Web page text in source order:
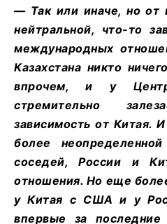
— Так или иначе, но от
нейтральной, что-то
международных
Казахстана никто
впрочем, и у
стремительно
зависимость от Китая.
более
соседей, России и
отношения. Но еще
у Китая с США и у
впервые за